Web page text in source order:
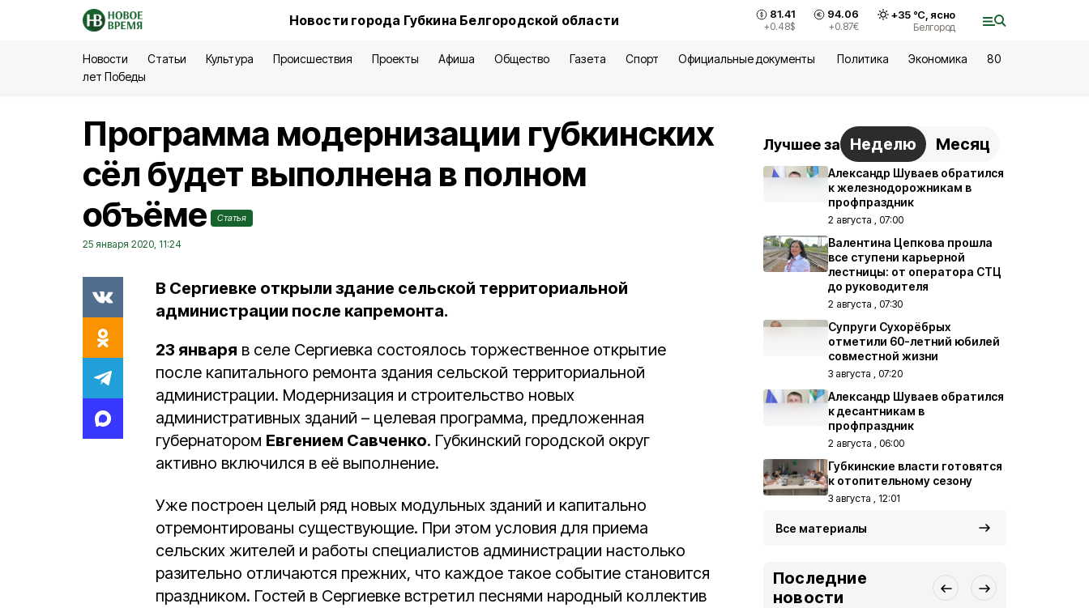
Новости города Губкина Белгородской области 81.41
+0.48$
94.06
+0.87€
+35°С, ясно
Белгород
Новости Статьи Культура Происшествия Проекты Афиша Общество Газета Спорт Официальные документы Политика Экономика
80
лет Победы
Программа модернизации губкинских
сёл будет выполнена в полном
объёме
Статья
25 января 2020, 11:24
В Сергиевке открыли здание сельской территориальной
администрации после капремонта.
23 января в селе Сергиевка состоялось торжественное открытие
после капитального ремонта здания сельской территориальной
администрации. Модернизация и строительство новых
административных зданий – целевая программа, предложенная
губернатором Евгением Савченко. Губкинский городской округ
активно включился в её выполнение.
Уже построен целый ряд новых модульных зданий и капитально
отремонтированы существующие. При этом условия для приема
сельских жителей и работы специалистов администрации настолько
разительно отличаются прежних, что каждое такое событие становится
праздником. Гостей в Сергиевке встретил песнями народный коллектив
Лучшее за Неделю Месяц
Александр Шуваев обратился
к железнодорожникам в
профпраздник
2 августа , 07:00
Валентина Цепкова прошла
все ступени карьерной
лестницы: от оператора СТЦ
до руководителя
2 августа , 07:30
Супруги Сухорёбрых
отметили 60-летний юбилей
совместной жизни
3 августа , 07:20
Александр Шуваев обратился
к десантникам в
профпраздник
2 августа , 06:00
Губкинские власти готовятся
к отопительному сезону
3 августа , 12:01
Все материалы
Последние
новости